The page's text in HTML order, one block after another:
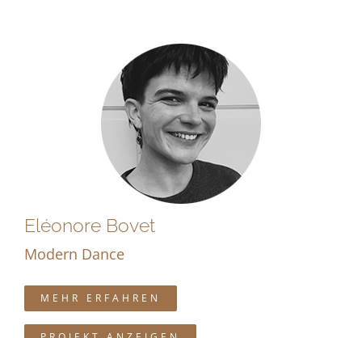
Eléonore Bovet
Modern Dance
MEHR ERFAHREN